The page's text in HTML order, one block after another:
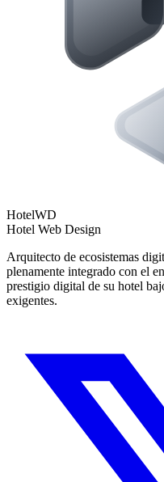
HotelWD
Hotel Web Design
Arquitecto de ecosistemas
plenamente integrado con el
prestigio digital de su hotel
exigentes.